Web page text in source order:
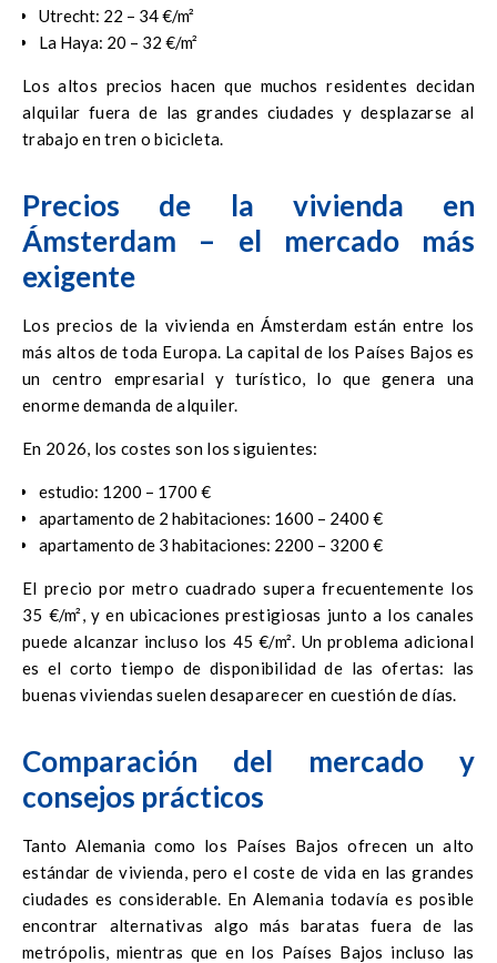
Utrecht: 22 – 34 €/m²
La Haya: 20 – 32 €/m²
Los altos precios hacen que muchos residentes decidan
alquilar fuera de las grandes ciudades y desplazarse al
trabajo en tren o bicicleta.
Precios de la vivienda en
Ámsterdam – el mercado más
exigente
Los precios de la vivienda en Ámsterdam están entre los
más altos de toda Europa. La capital de los Países Bajos es
un centro empresarial y turístico, lo que genera una
enorme demanda de alquiler.
En 2026, los costes son los siguientes:
estudio: 1200 – 1700 €
apartamento de 2 habitaciones: 1600 – 2400 €
apartamento de 3 habitaciones: 2200 – 3200 €
El precio por metro cuadrado supera frecuentemente los
35 €/m², y en ubicaciones prestigiosas junto a los canales
puede alcanzar incluso los 45 €/m². Un problema adicional
es el corto tiempo de disponibilidad de las ofertas: las
buenas viviendas suelen desaparecer en cuestión de días.
Comparación del mercado y
consejos prácticos
Tanto Alemania como los Países Bajos ofrecen un alto
estándar de vivienda, pero el coste de vida en las grandes
ciudades es considerable. En Alemania todavía es posible
encontrar alternativas algo más baratas fuera de las
metrópolis, mientras que en los Países Bajos incluso las